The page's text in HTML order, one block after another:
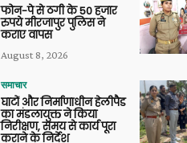
फोन-पे से ठगी के 50 हजार
रुपये मीरजापुर पुलिस ने
कराए वापस
August 8, 2026
समाचार
घाटों और निर्माणाधीन हेलीपैड
का मंडलायुक्त ने किया
निरीक्षण, समय से कार्य पूरा
कराने के निर्देश